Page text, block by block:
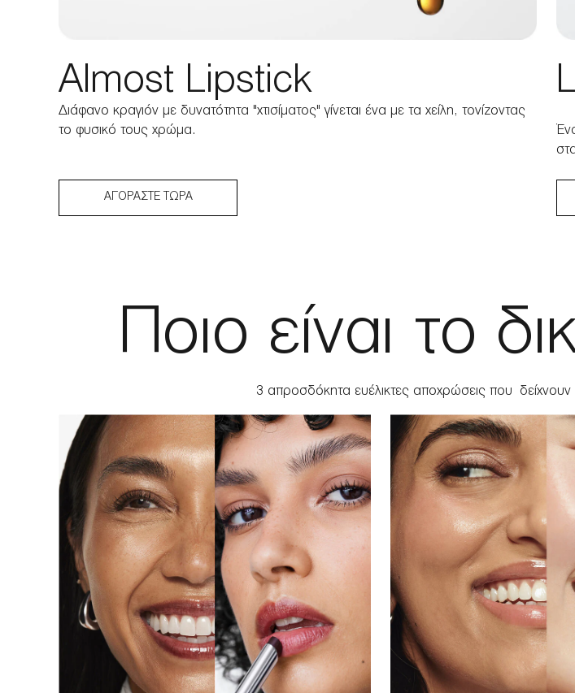
Almost Lipstick
Διάφανο κραγιόν με δυνατότητα "χτισίματος" γίνεται ένα με τα χείλη, τονίζοντας
το φυσικό τους χρώμα.
ΑΓΟΡΆΣΤΕ ΤΏΡΑ
Ποιο είναι το
3 απροσδόκητα ευέλικτες αποχρώσεις που